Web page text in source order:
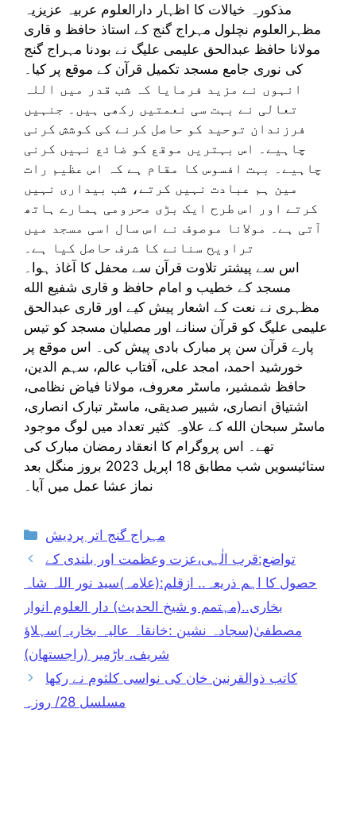
مذکورہ خیالات کا اظہار دارالعلوم عربیہ عزیزیہ
مظہرالعلوم نچلول مہراج گنج کے استاذ حافظ و قاری
مولانا حافظ عبدالحق علیمی علیگ نے بودنا مہراج گنج
کی نوری جامع مسجد تکمیل قرآن کے موقع پر کیا۔
انہوں نے مزید فرمایا کہ شب قدر میں اللہ
تعالی نے بہت سی نعمتیں رکھی ہیں۔ جنہیں
فرزندان توحید کو حاصل کرنے کی کوشش کرنی
چاہیے۔ اس بہتریں موقع کو ضائع نہیں کرنی
چاہیے۔ بہت افسوس کا مقام ہے کہ اس عظیم رات
مین ہم عبادت نہیں کرتے، شب بیداری نہیں
کرتے اور اس طرح ایک بڑی محرومی ہمارے ہاتھ
آتی ہے۔ مولانا موصوف نے اس سال اسی مسجد میں
تراویح سنانے کا شرف حاصل کیا ہے۔
اس سے پیشتر تلاوت قرآن سے محفل کا آغاذ ہوا۔
مسجد کے خطیب و امام حافظ و قاری شفیع الله
مظہری نے نعت کے اشعار پیش کیے اور قاری عبدالحق
علیمی علیگ کو قرآن سنانے اور مصلیان مسجد کو تیس
پارے قرآن سن پر مبارک بادی پیش کی۔ اس موقع پر
خورشید احمد، امجد علی، آفتاب عالم، سہم الدین،
حافظ شمشیر، ماسٹر معروف، مولانا فیاض نظامی،
اشتیاق انصاری، شبیر صدیقی، ماسٹر تبارک انصاری،
ماسٹر سبحان الله کے علاوہ کثیر تعداد میں لوگ موجود
تھے۔ اس پروگرام کا انعقاد رمضان مبارک کی
ستائیسویں شب مطابق 18 اپریل 2023 بروز منگل بعد
نماز عشا عمل میں آیا۔
Categories
مہراج گنج اتر پردیش
تواضع:قرب الٰہی،عزت وعظمت اور بلندی کے
حصول کا اہم ذریعہ.. ازقلم:(علامہ)سید نور اللہ شاہ
بخاری..(مہتمم و شیخ الحدیث) دار العلوم انوار
مصطفیٰ(سجادہ نشین :خانقاہ عالیہ بخاریہ)سہلاؤ
شریف، باڑمیر (راجستھان)
کاتب ذوالقرنین خان کی نواسی کلثوم نے رکھا
مسلسل 28/ روزہ